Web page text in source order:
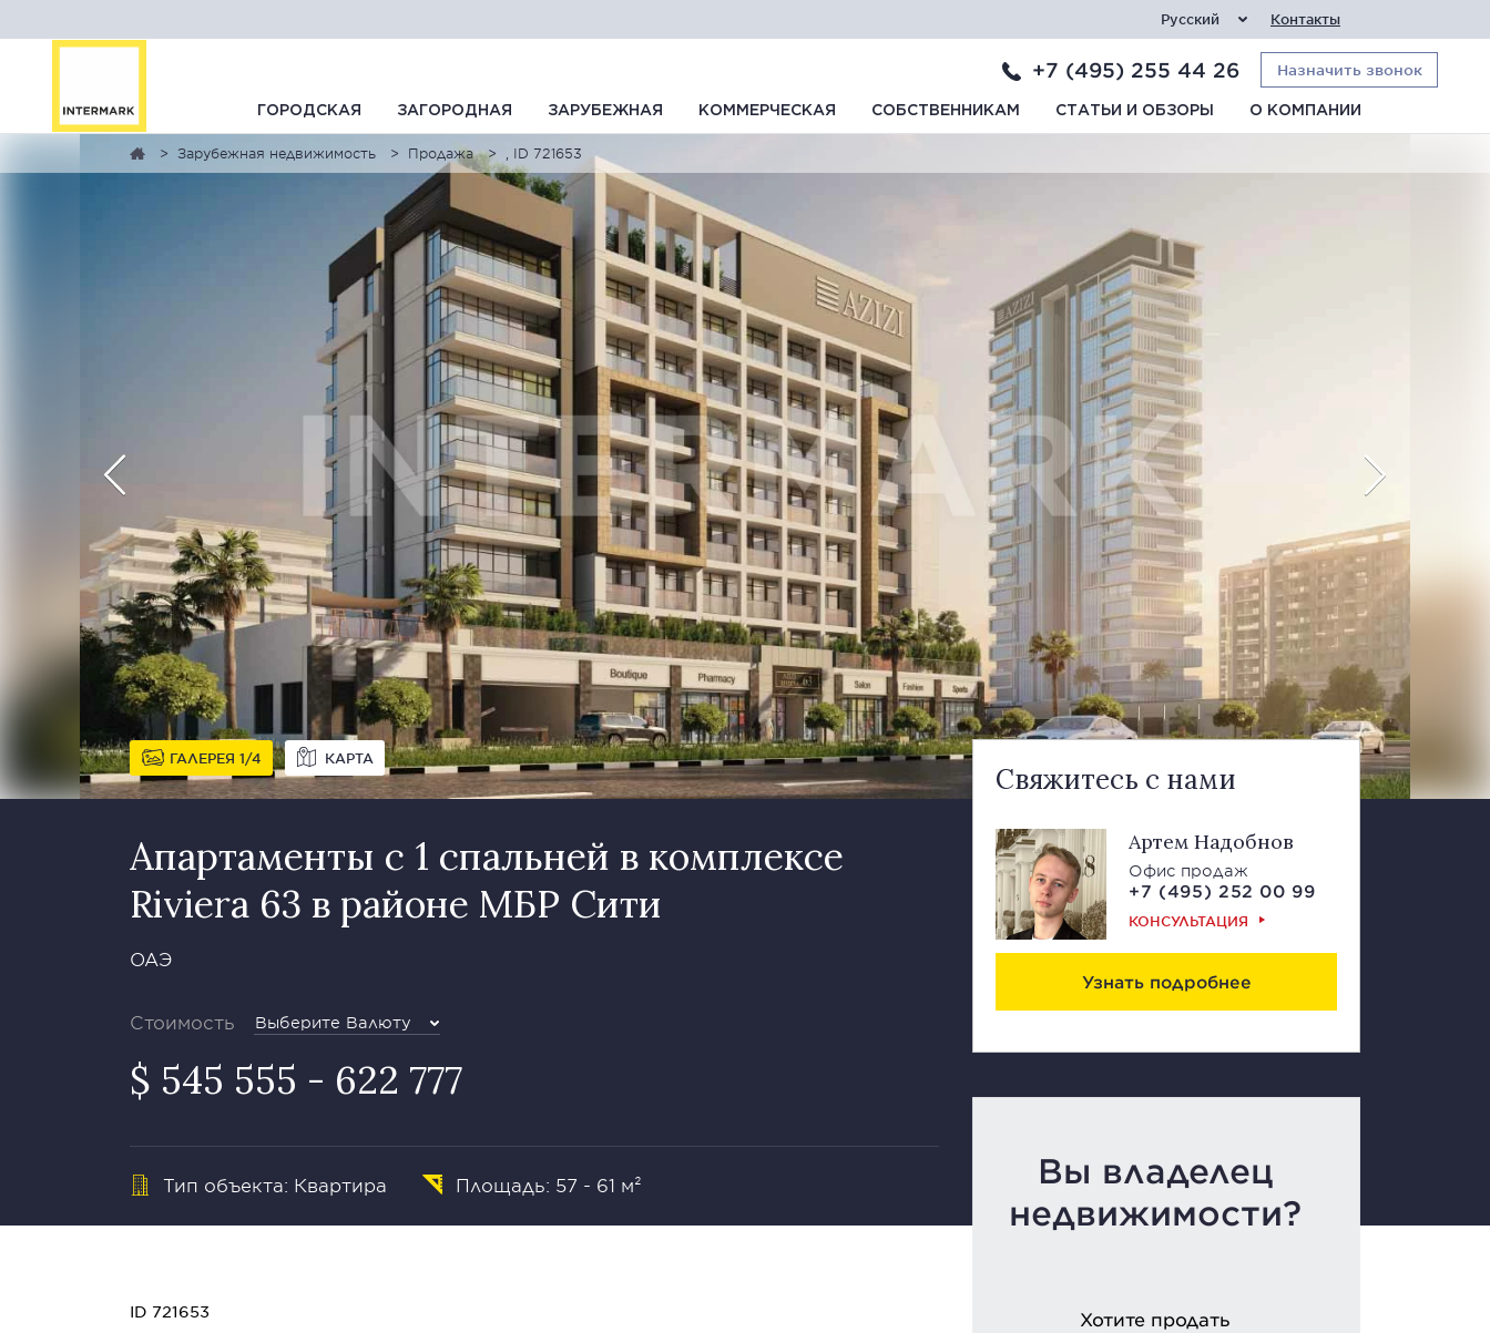
Русский Контакты
+7 (495) 255 44 26 Назначить звонок
ГОРОДСКАЯ ЗАГОРОДНАЯ ЗАРУБЕЖНАЯ КОММЕРЧЕСКАЯ СОБСТВЕННИКАМ СТАТЬИ И ОБЗОРЫ О КОМПАНИИ
Зарубежная недвижимость Продажа , ID 721653
ГАЛЕРЕЯ 1 4 КАРТА
Апартаменты с 1 спальней в комплексе
Riviera 63 в районе МБР Сити
ОАЭ
Стоимость Выберите Валюту
$ 545 555 - 622 777
Тип объекта: Квартира Площадь: 57 - 61 м²
Свяжитесь с нами
Артем Надобнов
Офис продаж
+7 (495) 252 00 99
КОНСУЛЬТАЦИЯ
Узнать подробнее
Вы владелец
недвижимости?
Хотите продать
ID 721653